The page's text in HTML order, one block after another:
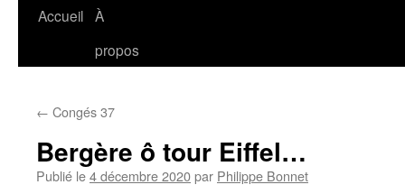
Accueil À
propos
← Congés 37
Bergère ô tour Eiffel…
Publié le4 décembre 2020par Philippe Bonnet